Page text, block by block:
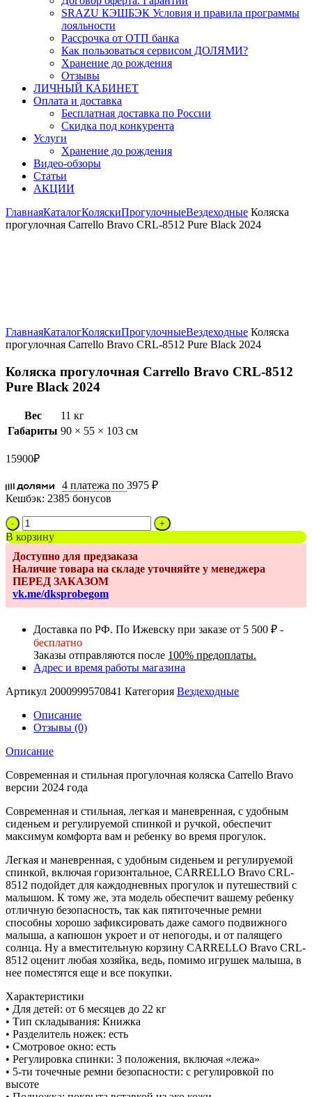
SRAZU КЭШБЭК Условия и правила программы
лояльности
Рассрочка от ОТП банка
Как пользоваться сервисом ДОЛЯМИ?
Хранение до рождения
Отзывы
ЛИЧНЫЙ КАБИНЕТ
Оплата и доставка
Бесплатная доставка по России
Скидка под конкурента
Услуги
Хранение до рождения
Видео-обзоры
Статьи
АКЦИИ
ГлавнаяКаталогКоляскиПрогулочныеВездеходные Коляска
прогулочная Carrello Bravo CRL-8512 Pure Black 2024
ГлавнаяКаталогКоляскиПрогулочныеВездеходные Коляска
прогулочная Carrello Bravo CRL-8512 Pure Black 2024
Коляска прогулочная Carrello Bravo CRL-8512
Pure Black 2024
Вес
11 кг
Габариты 90 × 55 × 103 см
15900₽
4 платежа по 3975 ₽
Кешбэк: 2385 бонусов
Количество
товара
Коляска
прогулочная
Carrello
Bravo
CRL-
8512
Black
2024
В корзину
Доступно для предзаказа
Наличие товара на складе уточняйте у менеджера
ПЕРЕД ЗАКАЗОМ
vk.me/dksprobegom
Доставка по РФ. По Ижевску при заказе от 5 500 ₽ -
бесплатно
Заказы отправляются после 100% предоплаты.
Адрес и время работы магазина
Артикул 2000999570841 Категория Вездеходные
Описание
Отзывы (0)
Описание
Современная и стильная прогулочная коляска Carrello Bravo
версии 2024 года
Современная и стильная, легкая и маневренная, с удобным
сиденьем и регулируемой спинкой и ручкой, обеспечит
максимум комфорта вам и ребенку во время прогулок.
Легкая и маневренная, с удобным сиденьем и регулируемой
спинкой, включая горизонтальное, CARRELLO Bravo CRL-
8512 подойдет для каждодневных прогулок и путешествий с
малышом. К тому же, эта модель обеспечит вашему ребенку
отличную безопасность, так как пятиточечные ремни
способны хорошо зафиксировать даже самого подвижного
малыша, а капюшон укроет и от непогоды, и от палящего
солнца. Ну а вместительную корзину CARRELLO Bravo CRL-
8512 оценит любая хозяйка, ведь, помимо игрушек малыша, в
нее поместятся еще и все покупки.
Характеристики
• Для детей: от 6 месяцев до 22 кг
• Тип складывания: Книжка
• Разделитель ножек: есть
• Смотровое окно: есть
• Регулировка спинки: 3 положения, включая «лежа»
• 5-ти точечные ремни безопасности: с регулировкой по
высоте